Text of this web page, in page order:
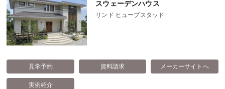
スウェーデンハウス
リンド ヒューブスタッド
見学予約 資料請求 メーカーサイトへ
実例紹介